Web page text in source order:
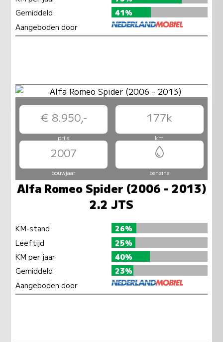
Gemiddeld
41%
Aangeboden door
€ 8.950,- 177k
prijs km
2007
bouwjaar benzine
Alfa Romeo Spider (2006 - 2013)
2.2 JTS
KM-stand
26%
Leeftijd
25%
KM per jaar
40%
Gemiddeld
23%
Aangeboden door